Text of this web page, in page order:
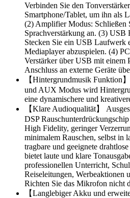
Verbinden Sie den
Smartphone/Tablet, um ihn als
(2) Amplifier Modus: Schließen
Sprachverstärkung an. (3)
Stecken Sie ein USB Laufwerk
Mediaplayer abzuspielen. (4)
Verstärker über USB mit
Anschluss an externe Geräte
【Hintergrundmusik Funktion
und AUX Modus wird
eine dynamischere und
【Klare Audioqualität】
DSP
High Fidelity, geringer
minimalem Rauschen, selbst in
tragbare und geeignete
bietet laute und klare
professionellen Unterricht,
Reiseleitungen, Werbeaktionen
Richten Sie das Mikrofon nicht
【Langlebiger Akku und